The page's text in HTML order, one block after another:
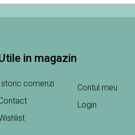
in magazin
Istoric comenzi
Contul meu
Login